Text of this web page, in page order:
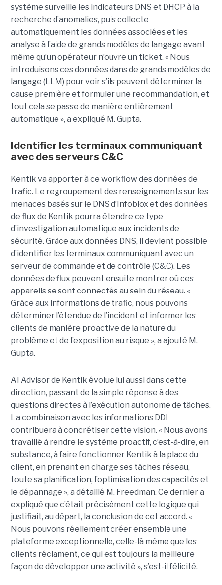
système surveille les indicateurs DNS et DHCP à la
recherche d’anomalies, puis collecte
automatiquement les données associées et les
analyse à l’aide de grands modèles de langage avant
même qu’un opérateur n’ouvre un ticket. « Nous
introduisons ces données dans de grands modèles de
langage (LLM) pour voir s’ils peuvent déterminer la
cause première et formuler une recommandation, et
tout cela se passe de manière entièrement
automatique », a expliqué M. Gupta.
Identifier les terminaux communiquant
avec des serveurs C&C
Kentik va apporter à ce workflow des données de
trafic. Le regroupement des renseignements sur les
menaces basés sur le DNS d’Infoblox et des données
de flux de Kentik pourra étendre ce type
d’investigation automatique aux incidents de
sécurité. Grâce aux données DNS, il devient possible
d’identifier les terminaux communiquant avec un
serveur de commande et de contrôle (C&C). Les
données de flux peuvent ensuite montrer où ces
appareils se sont connectés au sein du réseau. «
Grâce aux informations de trafic, nous pouvons
déterminer l’étendue de l’incident et informer les
clients de manière proactive de la nature du
problème et de l’exposition au risque », a ajouté M.
Gupta.
AI Advisor de Kentik évolue lui aussi dans cette
direction, passant de la simple réponse à des
questions directes à l’exécution autonome de tâches.
La combinaison avec les informations DDI
contribuera à concrétiser cette vision. « Nous avons
travaillé à rendre le système proactif, c’est-à-dire, en
substance, à faire fonctionner Kentik à la place du
client, en prenant en charge ses tâches réseau,
toute sa planification, l’optimisation des capacités et
le dépannage », a détaillé M. Freedman. Ce dernier a
expliqué que c’était précisément cette logique qui
justifiait, au départ, la conclusion de cet accord. «
Nous pouvons réellement créer ensemble une
plateforme exceptionnelle, celle-là même que les
clients réclament, ce qui est toujours la meilleure
façon de développer une activité », s’est-il félicité.